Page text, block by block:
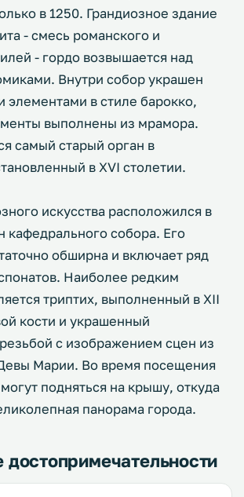
в 1250. Грандиозное здание
- смесь романского и
- гордо возвышается над
Внутри собор украшен
элементами в стиле барокко,
выполнены из мрамора.
самый старый орган в
в XVI столетии.
искусства расположился в
кафедрального собора. Его
обширна и включает ряд
Наиболее редким
триптих, выполненный в XII
кости и украшенный
с изображением сцен из
Марии. Во время посещения
подняться на крышу, откуда
панорама города.